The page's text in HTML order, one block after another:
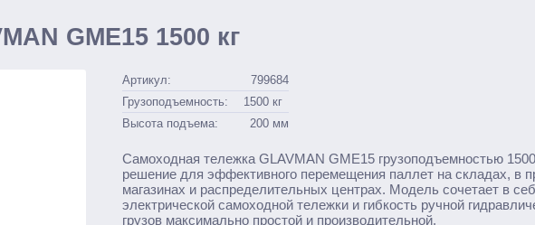
GME15 1500 кг
Артикул:
799684
Грузоподъемность:
1500 кг
Высота подъема:
200 мм
Самоходная тележка GLAVMAN GME15 грузоподъемностью
решение для эффективного перемещения паллет на складах, в
магазинах и распределительных центрах. Модель сочетает в
электрической самоходной тележки и гибкость ручной
грузов максимально простой и производительной.
Для бочек
Ножничные